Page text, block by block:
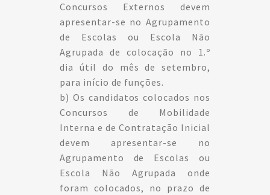
Concursos Externos devem
apresentar-se no Agrupamento
de Escolas ou Escola Não
Agrupada de colocação no 1.º
dia útil do mês de setembro,
para início de funções.
b) Os candidatos colocados nos
Concursos de Mobilidade
Interna e de Contratação Inicial
devem apresentar-se no
Agrupamento de Escolas ou
Escola Não Agrupada onde
foram colocados, no prazo de